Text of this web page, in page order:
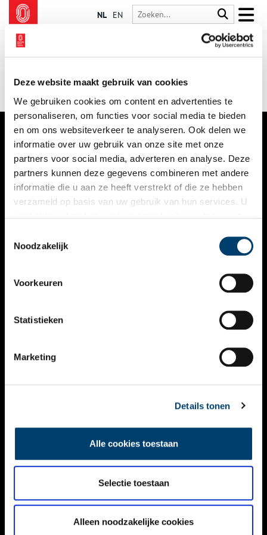
Deze website maakt gebruik van cookies
We gebruiken cookies om content en advertenties te
personaliseren, om functies voor social media te bieden
en om ons websiteverkeer te analyseren. Ook delen we
informatie over uw gebruik van onze site met onze
partners voor social media, adverteren en analyse. Deze
partners kunnen deze gegevens combineren met andere
informatie die u aan ze heeft verstrekt of die ze hebben
verzameld op basis van uw gebruik van hun services. U
Noodzakelijk
Voorkeuren
Statistieken
Marketing
Details tonen
Alle cookies toestaan
Selectie toestaan
Alleen noodzakelijke cookies
NL EN
VERHALEN
NIEUWS
KALENDER
ACTIVITEITEN
NIEUWSBRIEF
DISCLAIMER
TOEGANKELIJKHEID
Volg ONH op social media